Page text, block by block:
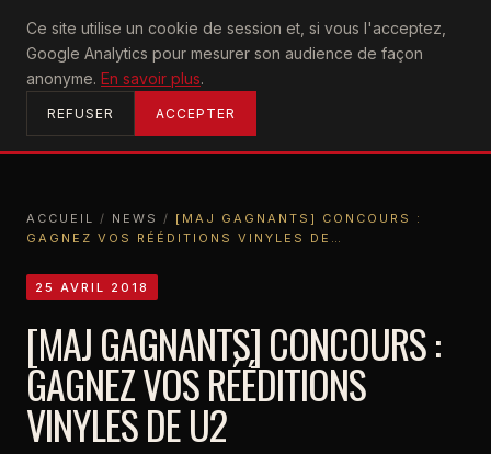
Ce site utilise un cookie de session et, si vous l'acceptez,
Google Analytics pour mesurer son audience de façon
anonyme. En savoir plus.
REFUSER ACCEPTER
U2achtung
ACCUEIL
ACCUEIL / NEWS / [MAJ GAGNANTS] CONCOURS :
GAGNEZ VOS RÉÉDITIONS VINYLES DE…
25 AVRIL 2018
[MAJ GAGNANTS] CONCOURS :
GAGNEZ VOS RÉÉDITIONS
VINYLES DE U2